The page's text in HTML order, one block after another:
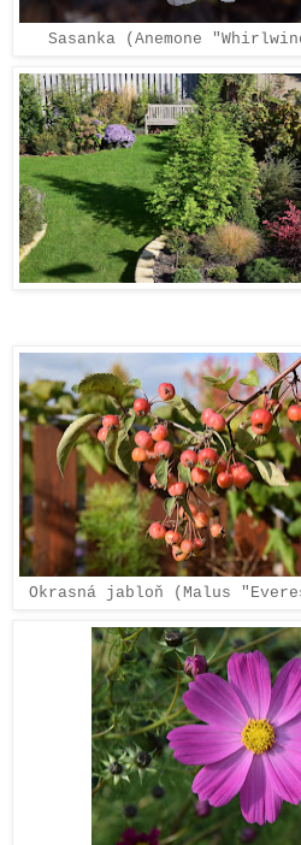
Sasanka (Anemone
Okrasná jabloň (Malus